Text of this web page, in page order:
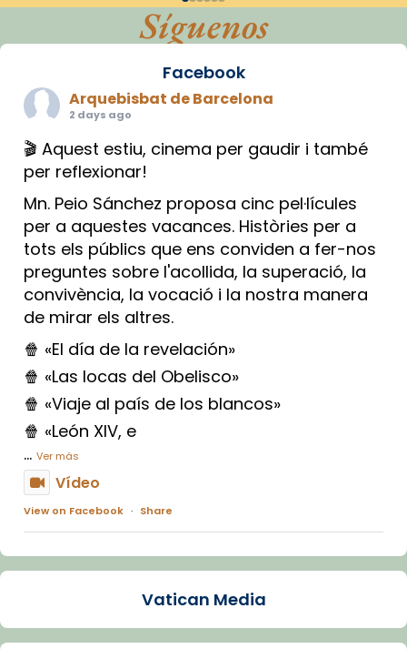
Síguenos
Facebook
Arquebisbat de Barcelona
2 days ago
🎬 Aquest estiu, cinema per gaudir i també
per reflexionar!
Mn. Peio Sánchez proposa cinc pel·lícules
per a aquestes vacances. Històries per a
tots els públics que ens conviden a fer-nos
preguntes sobre l'acollida, la superació, la
convivència, la vocació i la nostra manera
de mirar els altres.
🍿 «El día de la revelación»
🍿 «Las locas del Obelisco»
🍿 «Viaje al país de los blancos»
🍿 «León XIV, e
... Ver más
Vídeo
View on Facebook · Share
Arquebisbat de Barcelona
La Carmina va patir depressió. Fa gairebé
dos mesos, a l'Estadi Lluís Companys, la
Vatican Media